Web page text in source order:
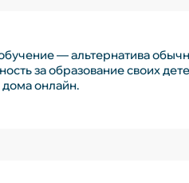
— альтернатива
за образование своих
онлайн.